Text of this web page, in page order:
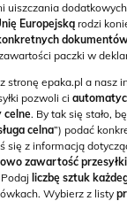
uiszczania
Europejską rodzi
paczki w
stronę epaka.pl a nasz
pozwoli ci
celne. By tak się stało,
celna”) podać
się z informacją
zawartość przesyłki
liczbę sztuk
Wybierz z listy